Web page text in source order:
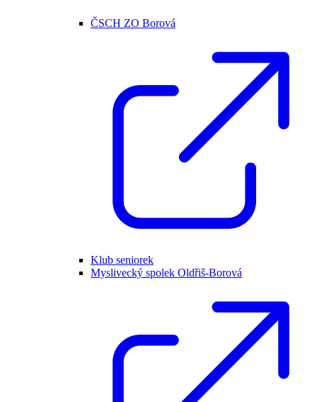
ČSCH ZO Borová
Klub seniorek
Myslivecký spolek Oldřiš-Borová